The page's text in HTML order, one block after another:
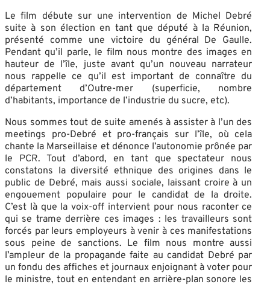
Le film débute sur une intervention de Michel Debré
suite à son élection en tant que député à la Réunion,
présenté comme une victoire du général De Gaulle.
Pendant qu’il parle, le film nous montre des images en
hauteur de l’île, juste avant qu’un nouveau narrateur
nous rappelle ce qu’il est important de connaître du
département d’Outre-mer (superficie, nombre
d’habitants, importance de l’industrie du sucre, etc).
Nous sommes tout de suite amenés à assister à l’un des
meetings pro-Debré et pro-français sur l’île, où cela
chante la Marseillaise et dénonce l’autonomie prônée par
le PCR. Tout d’abord, en tant que spectateur nous
constatons la diversité ethnique des origines dans le
public de Debré, mais aussi sociale, laissant croire à un
engouement populaire pour le candidat de la droite.
C’est là que la voix-off intervient pour nous raconter ce
qui se trame derrière ces images : les travailleurs sont
forcés par leurs employeurs à venir à ces manifestations
sous peine de sanctions. Le film nous montre aussi
l’ampleur de la propagande faite au candidat Debré par
un fondu des affiches et journaux enjoignant à voter pour
le ministre, tout en entendant en arrière-plan sonore les